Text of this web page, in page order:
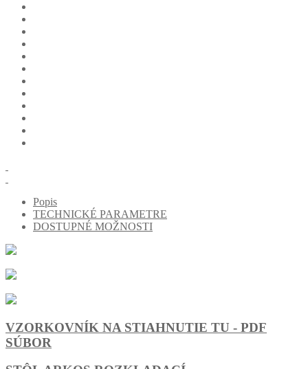
Popis
TECHNICKÉ PARAMETRE
DOSTUPNÉ MOŽNOSTI
VZORKOVNÍK NA STIAHNUTIE TU - PDF
SÚBOR